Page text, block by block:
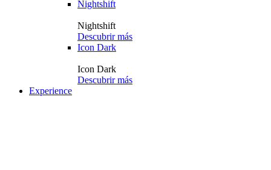
Nightshift
Nightshift
Descubrir más
Icon Dark
Icon Dark
Descubrir más
Experience